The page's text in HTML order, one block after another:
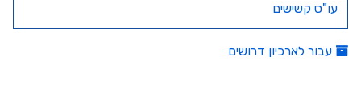
עו"ס קשישים
עבור לארכיון דרושים